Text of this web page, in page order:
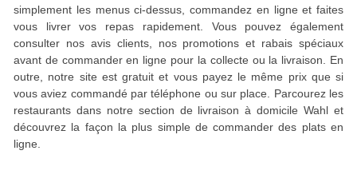
simplement les menus ci-dessus, commandez en ligne et faites
vous livrer vos repas rapidement. Vous pouvez également
consulter nos avis clients, nos promotions et rabais spéciaux
avant de commander en ligne pour la collecte ou la livraison. En
outre, notre site est gratuit et vous payez le même prix que si
vous aviez commandé par téléphone ou sur place. Parcourez les
restaurants dans notre section de livraison à domicile Wahl et
découvrez la façon la plus simple de commander des plats en
ligne.